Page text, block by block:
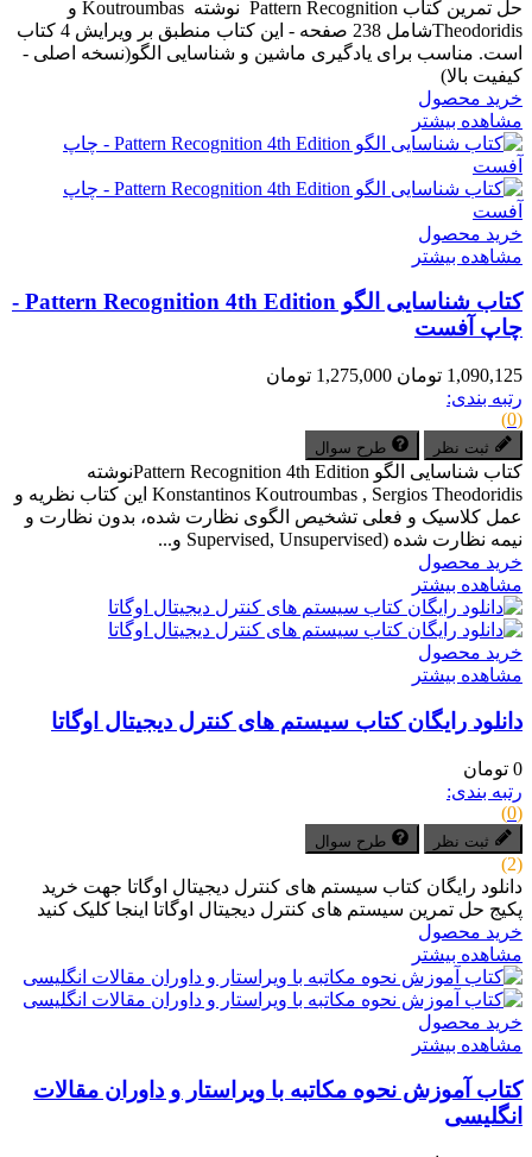
حل تمرین کتاب Pattern Recognition نوشته Koutroumbas و
Theodoridisشامل 238 صفحه - این کتاب منطبق بر ویرایش 4 کتاب
است. مناسب برای یادگیری ماشین و شناسایی الگو(نسخه اصلی -
کیفیت بالا)
خرید محصول
مشاهده بیشتر
خرید محصول
مشاهده بیشتر
کتاب شناسایی الگو Pattern Recognition 4th Edition -
چاپ آفست
1,090,125 تومان
1,275,000 تومان
رتبه بندی:
(0)
ثبت نظر طرح سوال
کتاب شناسایی الگو Pattern Recognition 4th Editionنوشته
Konstantinos Koutroumbas , Sergios Theodoridis این کتاب نظریه و
عمل کلاسیک و فعلی تشخیص الگوی نظارت شده، بدون نظارت و
نیمه نظارت شده (Supervised, Unsupervised و...
خرید محصول
مشاهده بیشتر
خرید محصول
مشاهده بیشتر
دانلود رایگان کتاب سیستم های کنترل دیجیتال اوگاتا
0 تومان
رتبه بندی:
(0)
ثبت نظر طرح سوال
(2)
دانلود رایگان کتاب سیستم های کنترل دیجیتال اوگاتا جهت خرید
پکیج حل تمرین سیستم های کنترل دیجیتال اوگاتا اینجا کلیک کنید
خرید محصول
مشاهده بیشتر
خرید محصول
مشاهده بیشتر
کتاب آموزش نحوه مکاتبه با ویراستار و داوران مقالات
انگلیسی